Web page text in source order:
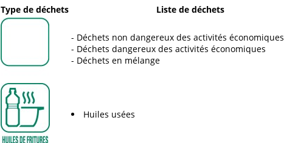
Type de déchets
Liste de déchets
Déchets non dangereux des activités économiques
Déchets dangereux des activités économiques
Déchets en mélange
Huiles usées